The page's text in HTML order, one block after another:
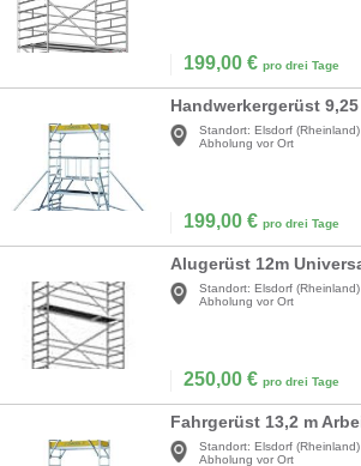
199,00 € pro drei Tage
Standort: Elsdorf (Rheinland)
Abholung vor Ort
199,00 € pro drei Tage
Standort: Elsdorf (Rheinland)
Abholung vor Ort
250,00 € pro drei Tage
Standort: Elsdorf (Rheinland)
Abholung vor Ort